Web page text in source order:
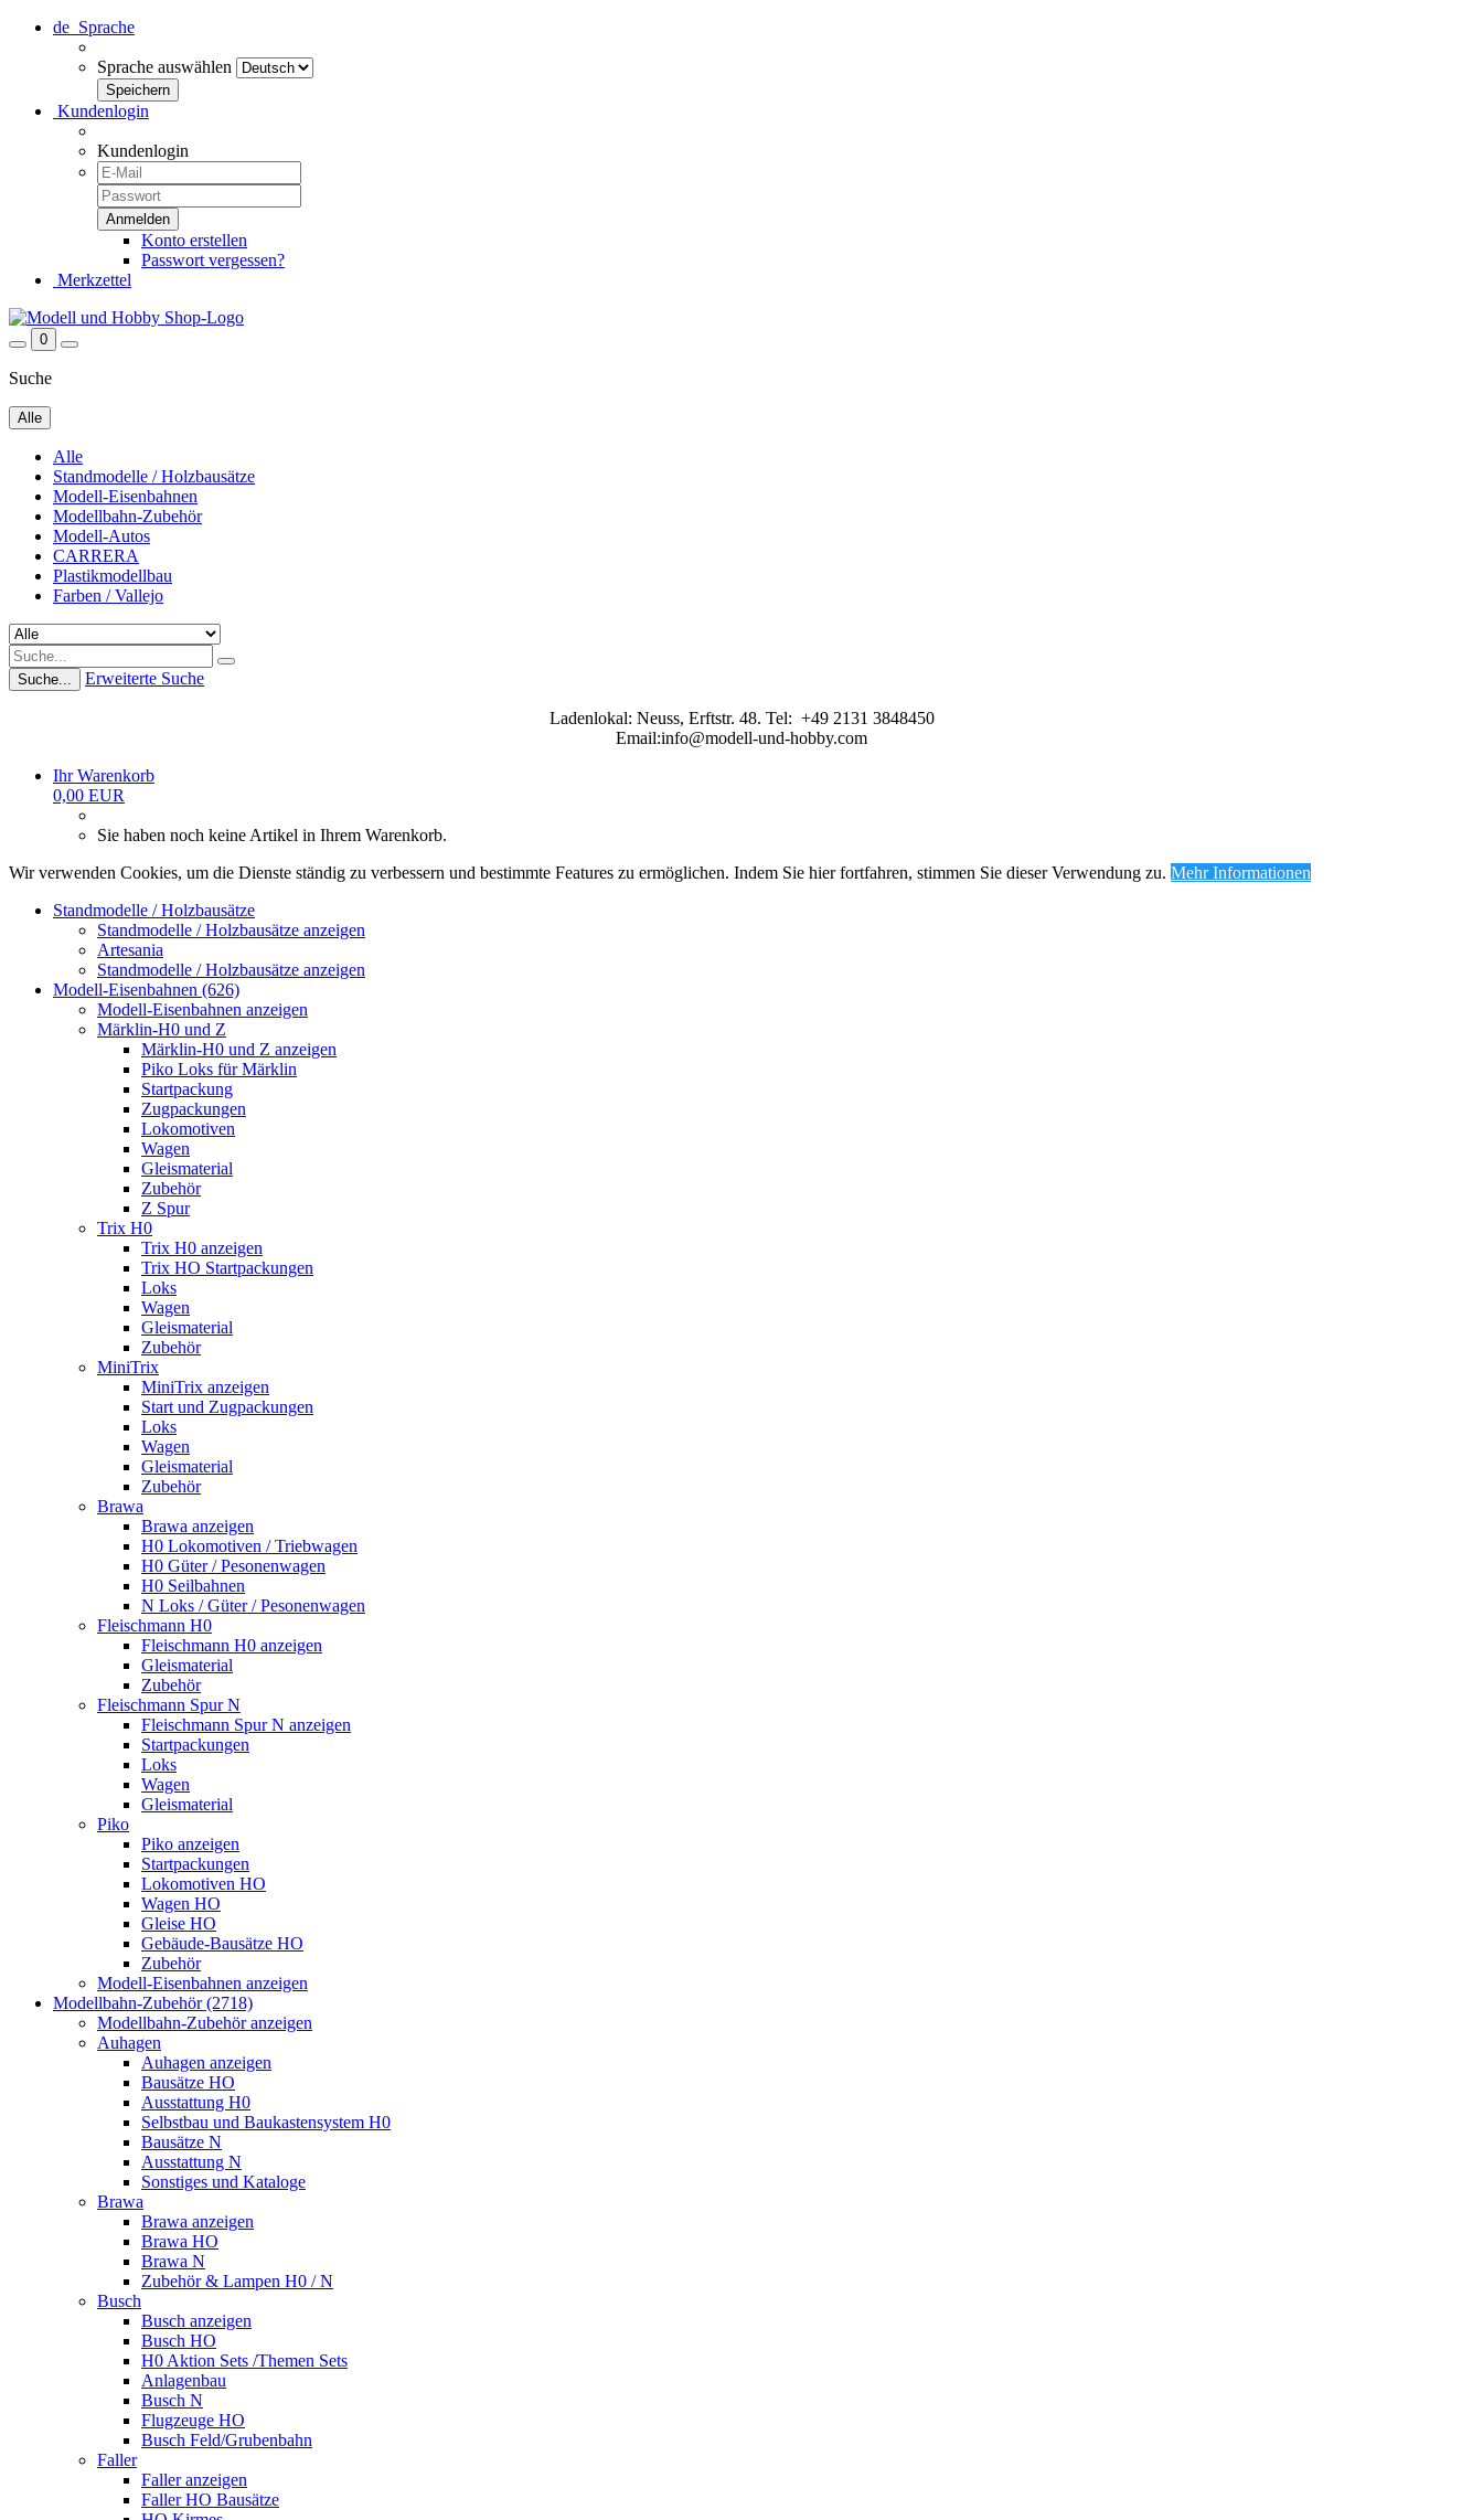
de Sprache
Sprache auswählen
Kundenlogin
Kundenlogin
Konto erstellen
Passwort vergessen?
Merkzettel
0
Suche
Alle
Alle
Standmodelle / Holzbausätze
Modell-Eisenbahnen
Modellbahn-Zubehör
Modell-Autos
CARRERA
Plastikmodellbau
Farben / Vallejo
Suche... Erweiterte Suche
Ladenlokal: Neuss, Erftstr. 48. Tel: +49 2131 3848450
Email:info@modell-und-hobby.com
Ihr Warenkorb
0,00 EUR
Sie haben noch keine Artikel in Ihrem Warenkorb.
Wir verwenden Cookies, um die Dienste ständig zu verbessern und bestimmte Features zu ermöglichen. Indem Sie hier fortfahren, stimmen Sie dieser Verwendung zu. Mehr Informationen
Standmodelle / Holzbausätze
Standmodelle / Holzbausätze anzeigen
Artesania
Standmodelle / Holzbausätze anzeigen
Modell-Eisenbahnen (626)
Modell-Eisenbahnen anzeigen
Märklin-H0 und Z
Märklin-H0 und Z anzeigen
Piko Loks für Märklin
Startpackung
Zugpackungen
Lokomotiven
Wagen
Gleismaterial
Zubehör
Z Spur
Trix H0
Trix H0 anzeigen
Trix HO Startpackungen
Loks
Wagen
Gleismaterial
Zubehör
MiniTrix
MiniTrix anzeigen
Start und Zugpackungen
Loks
Wagen
Gleismaterial
Zubehör
Brawa
Brawa anzeigen
H0 Lokomotiven / Triebwagen
H0 Güter / Pesonenwagen
H0 Seilbahnen
N Loks / Güter / Pesonenwagen
Fleischmann H0
Fleischmann H0 anzeigen
Gleismaterial
Zubehör
Fleischmann Spur N
Fleischmann Spur N anzeigen
Startpackungen
Loks
Wagen
Gleismaterial
Piko
Piko anzeigen
Startpackungen
Lokomotiven HO
Wagen HO
Gleise HO
Gebäude-Bausätze HO
Zubehör
Modell-Eisenbahnen anzeigen
Modellbahn-Zubehör (2718)
Modellbahn-Zubehör anzeigen
Auhagen
Auhagen anzeigen
Bausätze HO
Ausstattung H0
Selbstbau und Baukastensystem H0
Bausätze N
Ausstattung N
Sonstiges und Kataloge
Brawa
Brawa anzeigen
Brawa HO
Brawa N
Zubehör & Lampen H0 / N
Busch
Busch anzeigen
Busch HO
H0 Aktion Sets /Themen Sets
Anlagenbau
Busch N
Flugzeuge HO
Busch Feld/Grubenbahn
Faller
Faller anzeigen
Faller HO Bausätze